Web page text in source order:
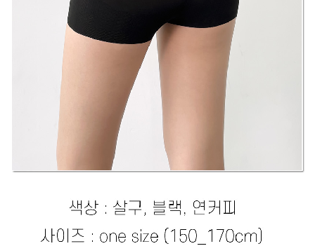
라이프 하세요!